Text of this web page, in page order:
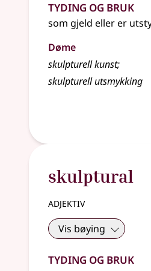
Tyding og bruk
som gjeld eller er
Døme
skulpturell kunst;
skulpturell utsmykking
skulptural
adjektiv
Vis bøying
Tyding og bruk